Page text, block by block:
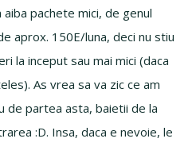
aiba pachete mici, de genul
aprox. 150E/luna, deci nu stiu
la inceput sau mai mici (daca
As vrea sa va zic ce am
de partea asta, baietii de la
:D. Insa, daca e nevoie, le